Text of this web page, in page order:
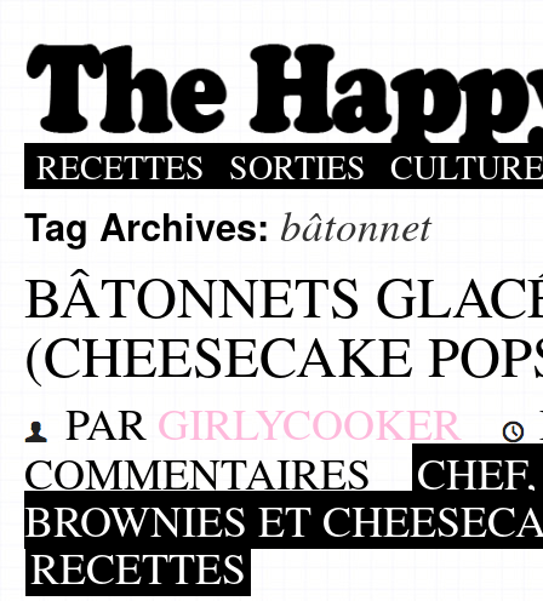
RECETTES SORTIES CULTURE
Tag Archives: bâtonnet
BÂTONNETS
(CHEESECAKE
PAR GIRLYCOOKER
COMMENTAIRES
BROWNIES ET
RECETTES